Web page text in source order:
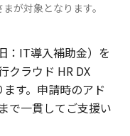
が対象となります。
：IT導入補助金）を
クラウド HR DX
す。申請時のアド
で一貫してご支援い